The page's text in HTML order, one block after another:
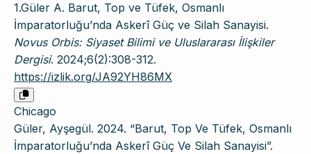
1.Güler A. Barut, Top ve Tüfek, Osmanlı
İmparatorluğu’nda Askerî Güç ve Silah Sanayisi.
Novus Orbis: Siyaset Bilimi ve Uluslararası İlişkiler
Dergisi. 2024;6(2):308-312.
https://izlik.org/JA92YH86MX
Chicago
Güler, Ayşegül. 2024. “Barut, Top Ve Tüfek, Osmanlı
İmparatorluğu’nda Askerî Güç Ve Silah Sanayisi”.